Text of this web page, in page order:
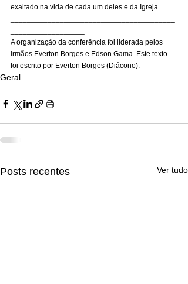
exaltado na vida de cada um deles e da Igreja.
A organização da conferência foi liderada pelos
irmãos Everton Borges e Edson Gama. Este texto
foi escrito por Everton Borges (Diácono).
Geral
Posts recentes Ver tudo